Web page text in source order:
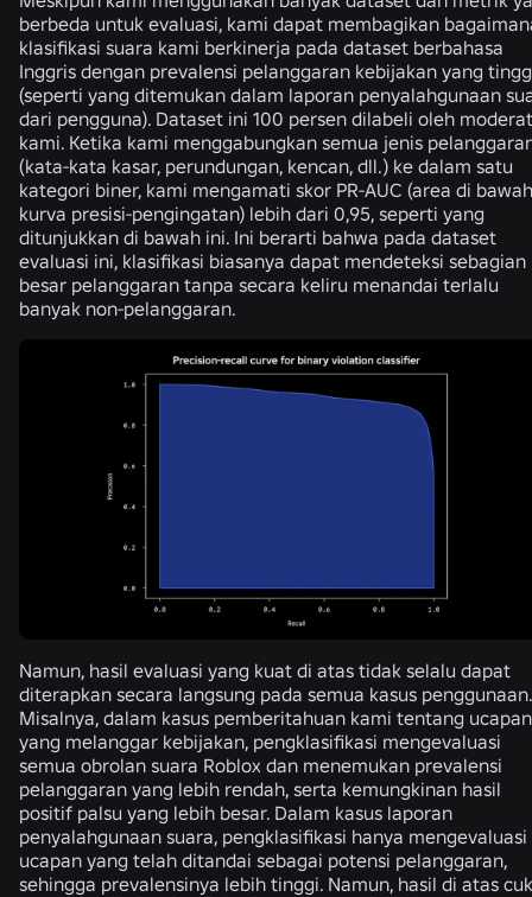
berbeda untuk evaluasi, kami dapat membagikan
klasifikasi suara kami berkinerja pada dataset berbahasa
Inggris dengan prevalensi pelanggaran kebijakan yang
(seperti yang ditemukan dalam laporan penyalahgunaan
dari pengguna). Dataset ini 100 persen dilabeli oleh
kami. Ketika kami menggabungkan semua jenis
(kata-kata kasar, perundungan, kencan, dll.) ke dalam satu
kategori biner, kami mengamati skor PR-AUC (area di bawah
kurva presisi-pengingatan) lebih dari 0,95, seperti yang
ditunjukkan di bawah ini. Ini berarti bahwa pada dataset
evaluasi ini, klasifikasi biasanya dapat mendeteksi sebagian
besar pelanggaran tanpa secara keliru menandai terlalu
banyak non-pelanggaran.
Namun, hasil evaluasi yang kuat di atas tidak selalu dapat
diterapkan secara langsung pada semua kasus penggunaan.
Misalnya, dalam kasus pemberitahuan kami tentang ucapan
yang melanggar kebijakan, pengklasifikasi mengevaluasi
semua obrolan suara Roblox dan menemukan prevalensi
pelanggaran yang lebih rendah, serta kemungkinan hasil
positif palsu yang lebih besar. Dalam kasus laporan
penyalahgunaan suara, pengklasifikasi hanya mengevaluasi
ucapan yang telah ditandai sebagai potensi pelanggaran,
sehingga prevalensinya lebih tinggi. Namun, hasil di atas